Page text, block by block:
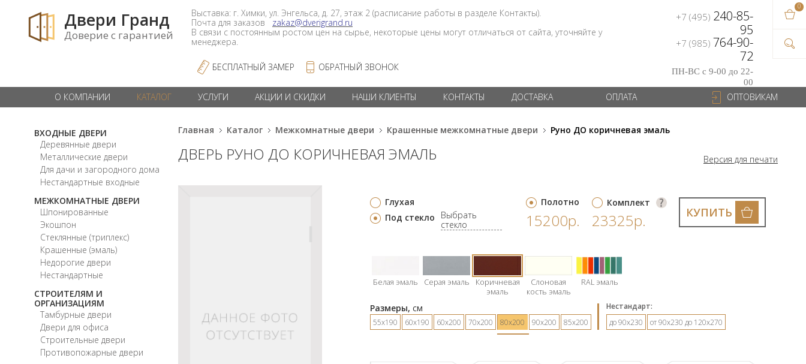
Двери Гранд
Доверие с гарантией
Выставка: г. Химки, ул. Энгельса, д. 27, этаж 2 (расписание работы в разделе Контакты).
Почта для заказов zakaz@dverigrand.ru
В связи с постоянным ростом цен на сырье, некоторые цены могут отличаться от сайта, уточняйте у
менеджера.
БЕСПЛАТНЫЙ ЗАМЕР ОБРАТНЫЙ ЗВОНОК
+7 (495) 240-85-
95
+7 (985) 764-90-
72
ПН-ВС с 9-00 до 22-
00
О КОМПАНИИ КАТАЛОГ УСЛУГИ АКЦИИ И СКИДКИ НАШИ КЛИЕНТЫ КОНТАКТЫ ДОСТАВКА ОПЛАТА ОПТОВИКАМ
ВХОДНЫЕ ДВЕРИ
Деревянные двери
Металлические двери
Для дачи и загородного дома
Нестандартные входные
МЕЖКОМНАТНЫЕ ДВЕРИ
Шпонированные
Экошпон
Стеклянные (триплекс)
Крашенные (эмаль)
Недорогие двери
Нестандартные
СТРОИТЕЛЯМ И
ОРГАНИЗАЦИЯМ
Тамбурные двери
Двери для офиса
Строительные двери
Противопожарные двери
Главная Каталог Межкомнатные двери Крашенные межкомнатные двери Руно ДО коричневая эмаль
Версия для печати
ДВЕРЬ РУНО ДО КОРИЧНЕВАЯ ЭМАЛЬ
Глухая
Под стекло
Выбрать
стекло
КУПИТЬ
Полотно
15200р.
Комплект
23325р.
Белая эмаль Серая эмаль
Коричневая
эмаль
Слоновая
кость эмаль
RAL эмаль
Размеры, см
55х190 60х190 60х200 70х200 80х200 90х200 85х200
Hестандарт:
до 90х230
от 90х230 до 120х270
0
В
на